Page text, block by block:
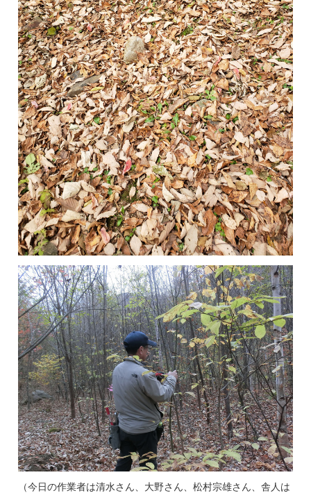
（今日の作業者は清水さん、大野さん、松村宗雄さん、舎人は